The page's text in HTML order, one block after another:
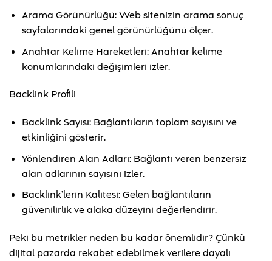
Arama Görünürlüğü: Web sitenizin arama sonuç
sayfalarındaki genel görünürlüğünü ölçer.
Anahtar Kelime Hareketleri: Anahtar kelime
konumlarındaki değişimleri izler.
Backlink Profili
Backlink Sayısı: Bağlantıların toplam sayısını ve
etkinliğini gösterir.
Yönlendiren Alan Adları: Bağlantı veren benzersiz
alan adlarının sayısını izler.
Backlink’lerin Kalitesi: Gelen bağlantıların
güvenilirlik ve alaka düzeyini değerlendirir.
Peki bu metrikler neden bu kadar önemlidir? Çünkü
dijital pazarda rekabet edebilmek verilere dayalı